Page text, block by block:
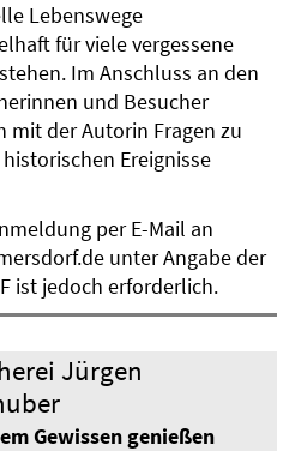
Lebenswege
für viele vergessene
Im Anschluss an den
und Besucher
mit der Autorin Fragen zu
Ereignisse
per E-Mail an
unter Angabe der
ist jedoch erforderlich.
Jürgen
Gewissen genießen